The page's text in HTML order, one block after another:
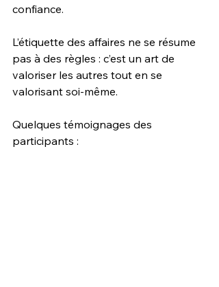
confiance.
L’étiquette des affaires ne se résume
pas à des règles : c’est un art de
valoriser les autres tout en se
valorisant soi-même.
Quelques témoignages des
participants :